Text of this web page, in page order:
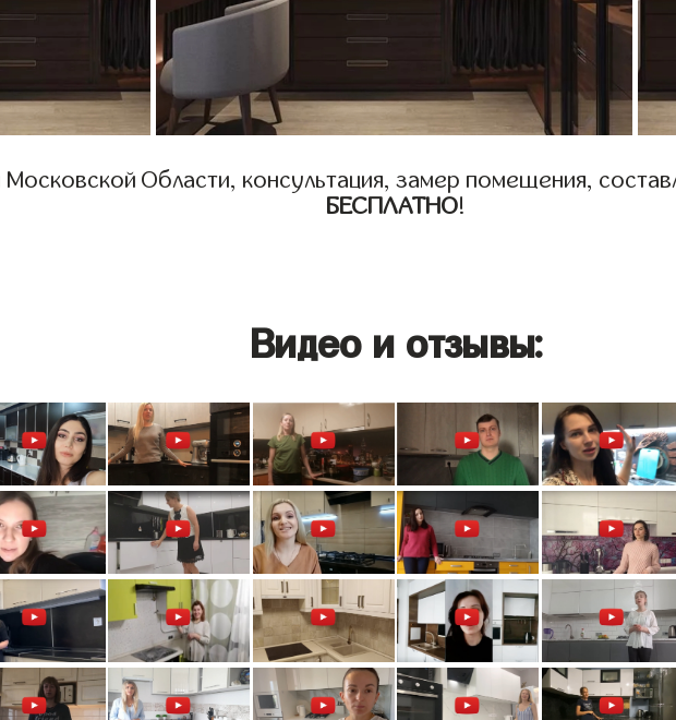
Области, консультация, замер помещения,
БЕСПЛАТНО!
Видео и отзывы: